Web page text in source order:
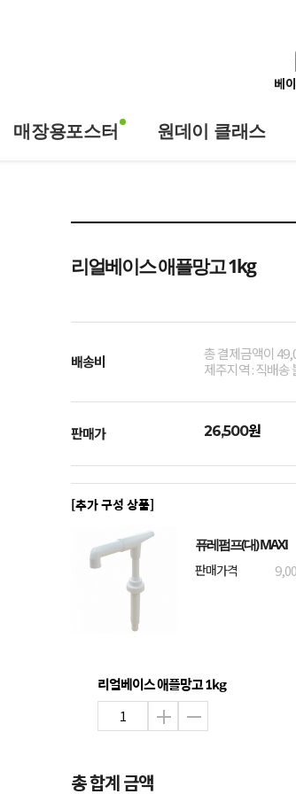
베
매장용포스터 원데이 클래스
리얼베이스 애플망고 1kg
배송비
총 결제금액이
제주지역 : 직배송
판매가 26,500원
[추가 구성 상품]
퓨레펌프(대) MAXI
판매가격
리얼베이스 애플망고 1kg
총 합계 금액